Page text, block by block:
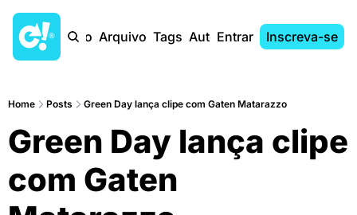
Início Arquivo Tags AutoresEntrar Inscreva-se
Home Posts Green Day lança clipe com Gaten Matarazzo
Green Day lança clipe
com Gaten